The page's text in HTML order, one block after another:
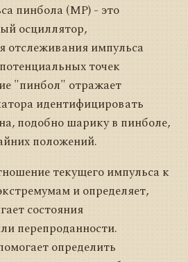
пинбола (MP) - это
осциллятор,
отслеживания импульса
точек
"пинбол" отражает
идентифицировать
подобно шарику в пинболе,
положений.
текущего импульса к
и определяет,
состояния
перепроданности.
определить